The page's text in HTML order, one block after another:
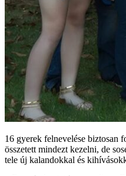
16 gyerek felnevelése biztosan
összetett mindezt kezelni, de
tele új kalandokkal és